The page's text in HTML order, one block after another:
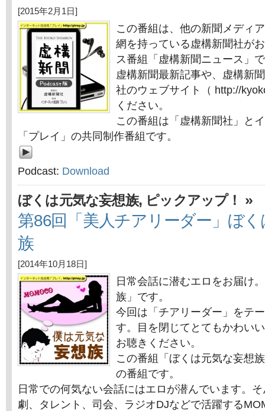
[2015年2月1日]
この番組は、他の新聞メディ
網を持っている虚構新聞社が
ス番組「虚構新聞ニュース」
虚構新聞最新記事や、虚構新
社のウェブサイト（ http://
ください。
この番組は「虚構新聞社」と
「プレイ」の共同制作番組です。
Podcast: Download
ぼくは元気な妄想族, ピックアップ！ »
第86回「美人チアリーダー」ぼ
族
[2014年10月18日]
日常会話に潜むエロをお届け
族」です。
今回は「チアリーダー」をテ
す。目を閉じてとてもかわい
お聴きください。
この番組「ぼくは元気な妄想
の番組です。
日常での何気ない会話にはエロが潜んでいます。
劇、タレント、司会、ラジオDJなどで活躍する